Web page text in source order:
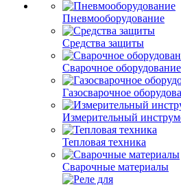
Пневмооборудование
Средства защиты
Сварочное оборудование
Газосварочное
Измерительный
Тепловая техника
Сварочные материалы